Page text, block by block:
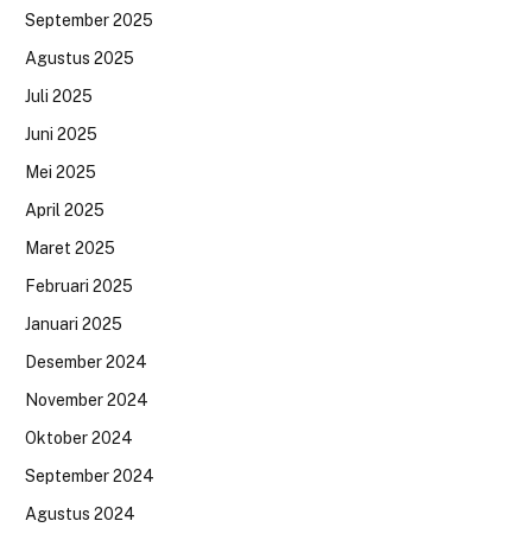
September 2025
Agustus 2025
Juli 2025
Juni 2025
Mei 2025
April 2025
Maret 2025
Februari 2025
Januari 2025
Desember 2024
November 2024
Oktober 2024
September 2024
Agustus 2024